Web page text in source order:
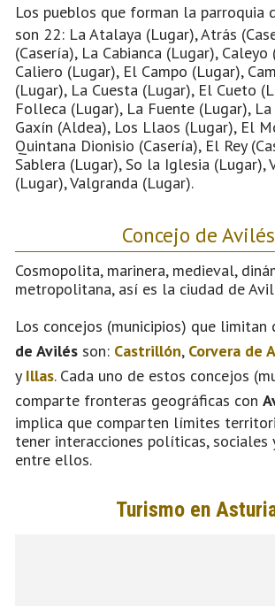
Los pueblos que forman la parroquia
son 22: La Atalaya (Lugar), Atrás
(Casería), La Cabianca (Lugar), Caleyo
Caliero (Lugar), El Campo (Lugar),
(Lugar), La Cuesta (Lugar), El Cueto
Folleca (Lugar), La Fuente (Lugar),
Gaxín (Aldea), Los Llaos (Lugar), El
Quintana Dionisio (Casería), El Rey
Sablera (Lugar), So la Iglesia (Lugar),
(Lugar), Valgranda (Lugar).
Concejo de Avilés
Cosmopolita, marinera, medieval,
metropolitana, así es la ciudad de
Los concejos (municipios) que limitan
de Avilés son: Castrillón, Corvera de
y Illas. Cada uno de estos concejos
comparte fronteras geográficas con
implica que comparten límites
tener interacciones políticas, sociales
entre ellos.